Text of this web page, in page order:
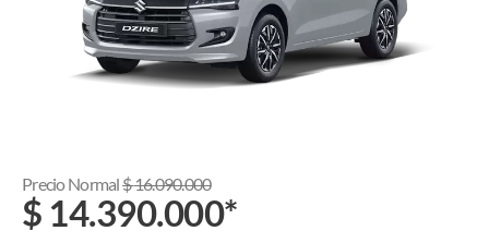
Precio Normal$16.090.000
$ 14.390.000*